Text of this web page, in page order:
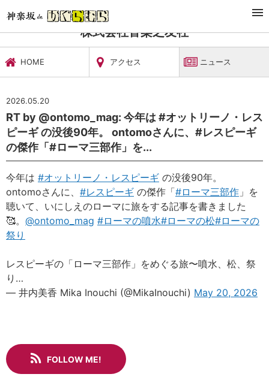
文化施設・ギャラリー
株式会社音楽之友社
HOME アクセス ニュース
2026.05.20
RT by @ontomo_mag: 今年は #オットリーノ・レス
ピーギ の没後90年。 ontomoさんに、#レスピーギ
の傑作「#ローマ三部作」を...
今年は #オットリーノ・レスピーギ の没後90年。
ontomoさんに、 #レスピーギ の傑作「#ローマ三部作 」を
聴いて、いにしえのローマに旅をする記事を書きました
🥰。 @ontomo_mag #ローマの噴水#ローマの松#ローマの
祭り
レスピーギの「ローマ三部作」をめぐる旅〜噴水、松、祭
り…
— 井内美香 Mika Inouchi (@MikaInouchi) May 20, 2026
FOLLOW ME!